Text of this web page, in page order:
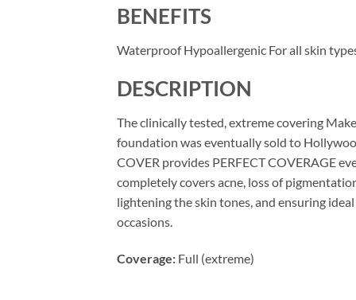
BENEFITS
Waterproof Hypoallergenic For all skin
DESCRIPTION
The clinically tested, extreme covering
foundation was eventually sold to
COVER provides PERFECT COVERAGE
completely covers acne, loss of
lightening the skin tones, and ensuring
occasions.
Coverage: Full (extreme)